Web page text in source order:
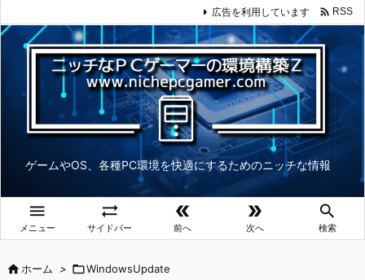
ゲームやOS、各種PC環境を快適にするためのニッチな情報

メニュー

サイドバー

前へ

次へ

検索
広告を利用しています  RSS
ホーム > WindowsUpdate